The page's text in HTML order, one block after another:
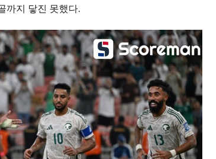
까지 닿진 못했다.